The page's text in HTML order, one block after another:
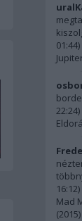
01:44)
22:24)
16:12)
Mad
(2015)